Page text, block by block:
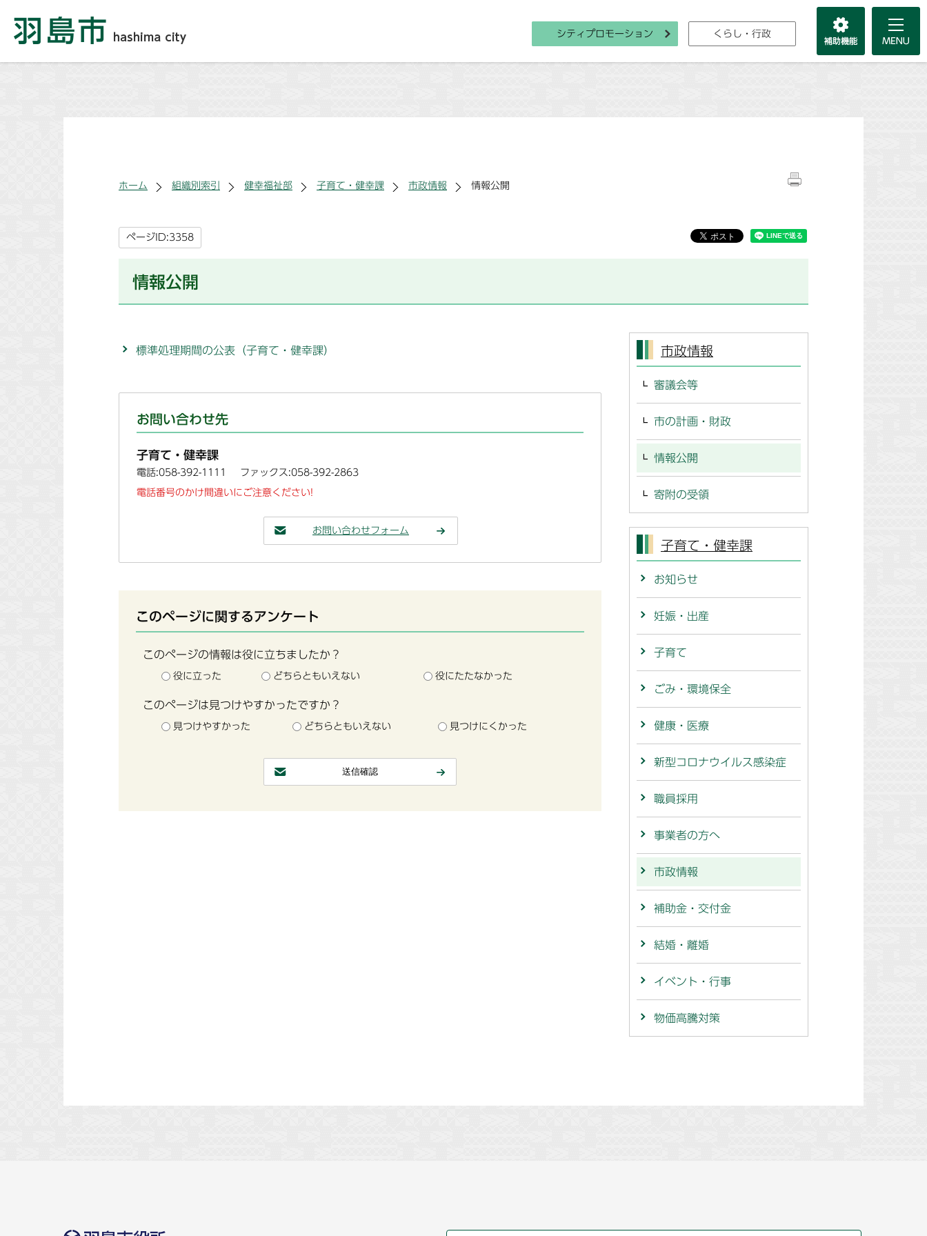
シティプロモーション くらし・行政
ホーム 組織別索引 健幸福祉部 子育て・健幸課 市政情報 情報公開
ページID:3358
情報公開
標準処理期間の公表（子育て・健幸課）
お問い合わせ先
子育て・健幸課
電話:058-392-1111 ファックス:058-392-2863
電話番号のかけ間違いにご注意ください!
お問い合わせフォーム
このページに関するアンケート
このページの情報は役に立ちましたか？
役に立った どちらともいえない 役にたたなかった
このページは見つけやすかったですか？
見つけやすかった どちらともいえない 見つけにくかった
市政情報
審議会等
市の計画・財政
情報公開
寄附の受領
子育て・健幸課
お知らせ
妊娠・出産
子育て
ごみ・環境保全
健康・医療
新型コロナウイルス感染症
職員採用
事業者の方へ
市政情報
補助金・交付金
結婚・離婚
イベント・行事
物価高騰対策